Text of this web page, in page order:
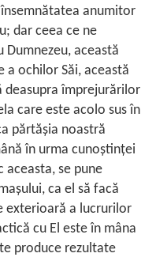
anumitor
dar ceea ce ne
Dumnezeu, această
a ochilor Săi, această
deasupra împrejurărilor
care este acolo sus în
părtăşia noastră
în urma cunoştinţei
aceasta, se pune
ca el să facă
exterioară a lucrurilor
cu El este în mâna
produce rezultate